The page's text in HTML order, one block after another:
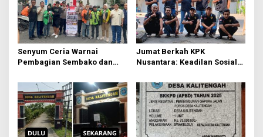
Senyum Ceria Warnai
Pembagian Sembako dan
Gresik
Jumat Berkah KPK
Nusantara: Keadilan Sosial
Empati